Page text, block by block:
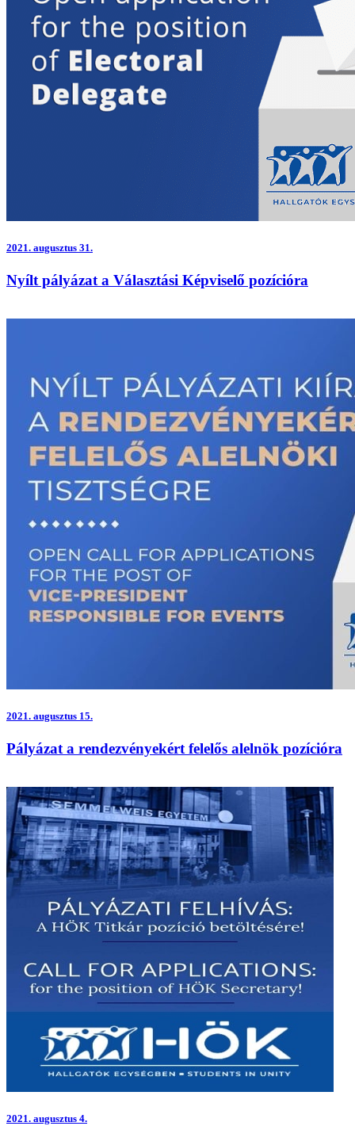
2021. augusztus 31.
Nyílt pályázat a Választási Képviselő pozícióra
2021. augusztus 15.
Pályázat a rendezvényekért felelős alelnök pozícióra
2021. augusztus 4.